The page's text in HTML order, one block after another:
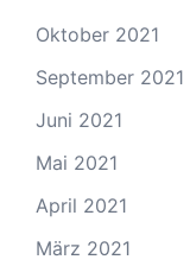
Oktober 2021
September 2021
Juni 2021
Mai 2021
April 2021
März 2021